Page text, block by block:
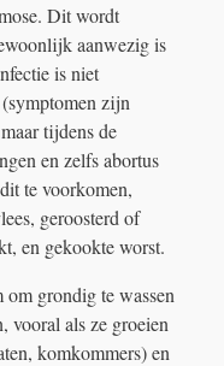
Dit wordt
aanwezig is
is niet
zijn
tijdens de
en zelfs abortus
te voorkomen,
geroosterd of
en gekookte worst.
om grondig te wassen
vooral als ze groeien
komkommers) en